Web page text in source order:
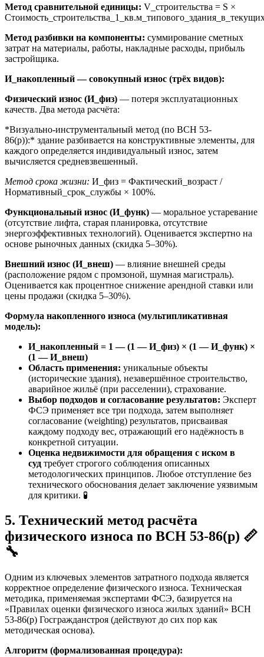
Метод сравнительной единицы: V_строительства = S ×
Метод разбивки на компоненты: суммирование сметных
затрат на материалы, работы, накладные расходы, прибыль
застройщика.
И_накопленный — совокупный износ (трёх видов):
Физический износ (И_физ) — потеря эксплуатационных
качеств. Два метода расчёта:
*Визуально-инструментальный метод (по ВСН 53-
86(р)):* здание разбивается на конструктивные элементы, для
каждого определяется индивидуальный износ, затем
вычисляется средневзвешенный.
Метод срока жизни: И_физ = Фактический_возраст /
Нормативный_срок_службы × 100%.
Функциональный износ (И_функ) — моральное устаревание
(отсутствие лифта, старая планировка, отсутствие
энергоэффективных технологий). Оценивается экспертно на
основе рыночных данных (скидка 5–30%).
Внешний износ (И_внеш) — влияние внешней среды
(расположение рядом с промзоной, шумная магистраль).
Оценивается как процентное снижение арендной ставки или
цены продажи (скидка 5–30%).
Формула накопленного износа (мультипликативная
модель):
И_накопленный = 1 — (1 — И_физ) × (1 — И_функ) ×
(1 — И_внеш)
Область применения: уникальные объекты
(исторические здания), незавершённое строительство,
аварийное жильё (при расселении), страхование.
Выбор подходов и согласование результатов: Эксперт
ФСЭ применяет все три подхода, затем выполняет
согласование (weighting) результатов, присваивая
каждому подходу вес, отражающий его надёжность в
конкретной ситуации.
Оценка недвижимости для обращения с иском в
суд требует строгого соблюдения описанных
методологических принципов. Любое отступление без
технического обоснования делает заключение уязвимым
для критики. 🧪
5. Технический метод расчёта
физического износа по ВСН 53-86(р) 📏
🔧
Одним из ключевых элементов затратного подхода является
корректное определение физического износа. Техническая
методика, применяемая экспертами ФСЭ, базируется на
«Правилах оценки физического износа жилых зданий» ВСН
53-86(р) Госгражданстроя (действуют до сих пор как
методическая основа).
Алгоритм (формализованная процедура):